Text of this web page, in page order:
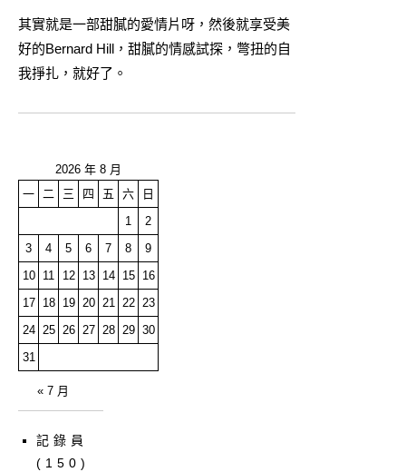
其實就是一部甜膩的愛情片呀，然後就享受美
好的Bernard Hill，甜膩的情感試探，彆扭的自
我掙扎，就好了。
2026 年 8 月
一 二 三 四 五 六
日
1
2
3
4 5 6 7 8
9
10
11 12 13 14 15
16
17
18 19 20 21 22 23
24 25 26 27 28 29 30
31
« 7 月
記錄員
(150)